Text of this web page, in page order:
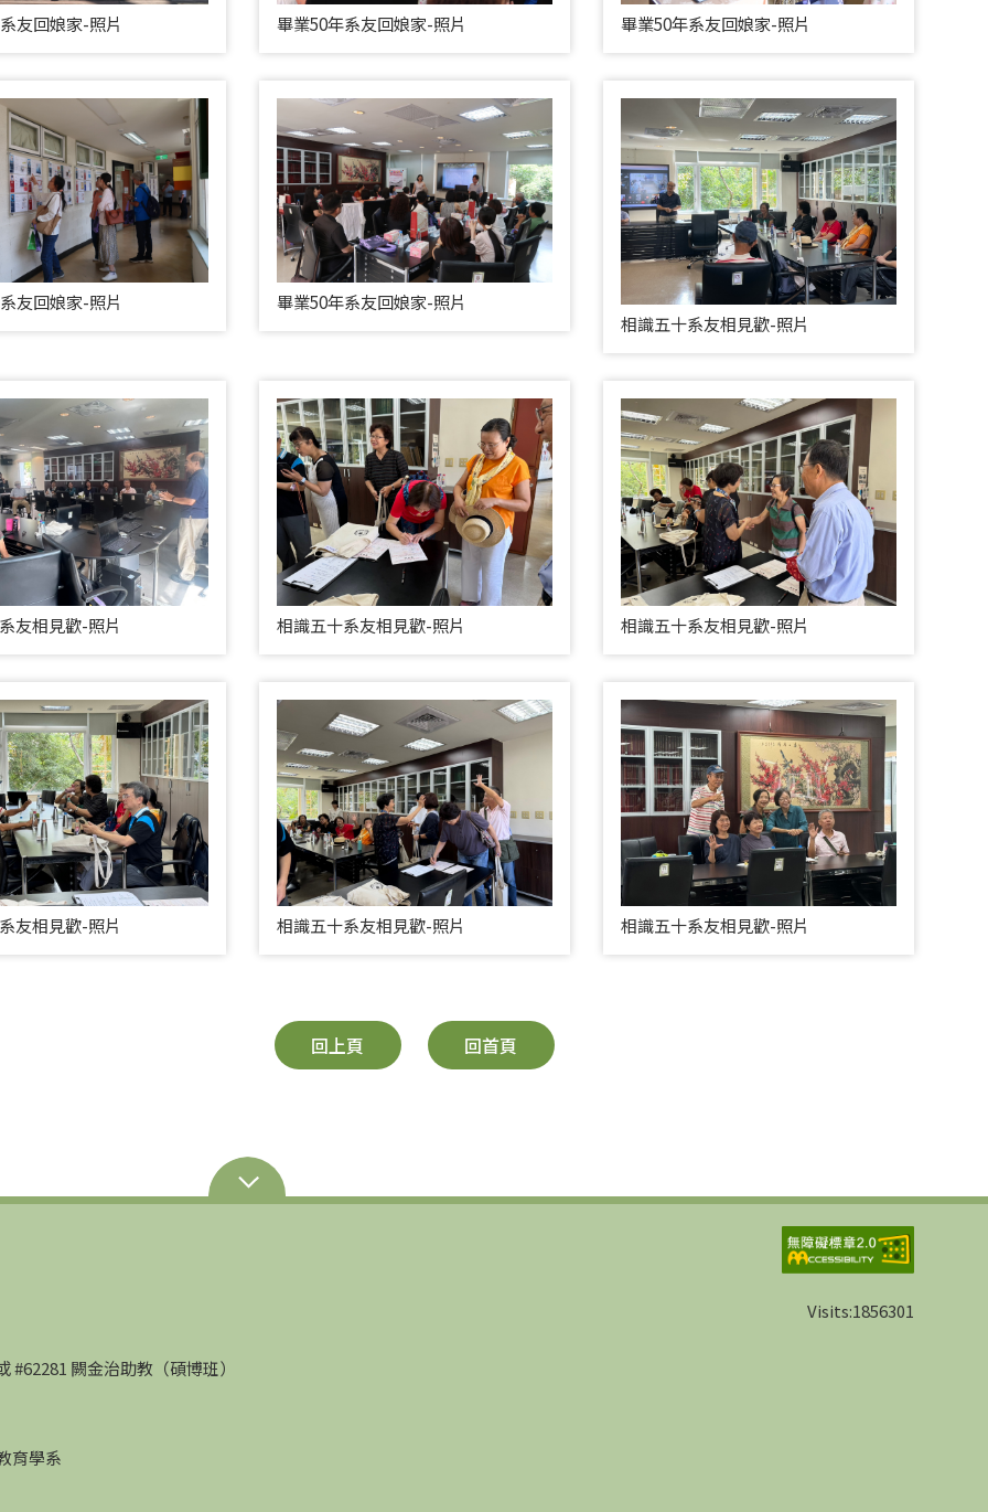
友回娘家-照片 畢業50年系友回娘家-照片 畢業50年系友回娘家-照片
友回娘家-照片
畢業50年系友回娘家-照片
相識五十系友相見歡-照片
友相見歡-照片 相識五十系友相見歡-照片 相識五十系友相見歡-照片
友相見歡-照片 相識五十系友相見歡-照片 相識五十系友相見歡-照片
回上頁 回首頁
#62281 闕金治助教（碩博班）
育學系
Visits:1856301